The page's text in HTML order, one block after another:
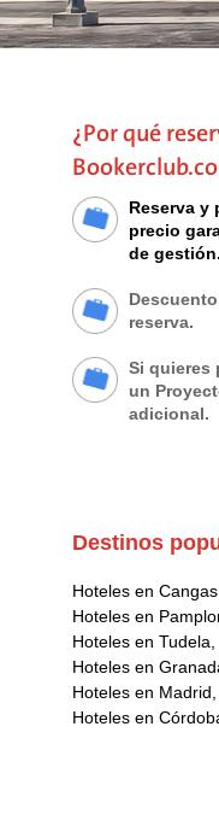
¿Por qué
Reserva y
precio
de gestión.
reserva.
Si quieres
un
adicional.
Destinos
Hoteles en
Hoteles en
Hoteles en
Hoteles en
Hoteles en
Hoteles en